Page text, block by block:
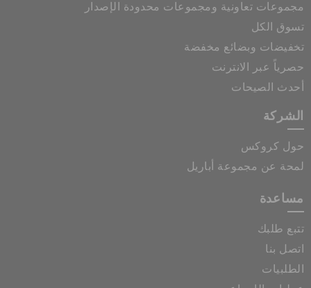
مجموعات تعاونية ومجموعات محدودة الإصدار
تسوق الكل
تخفيضات وبضائع مخفضة
حصرياً عبر الانترنت
أحدث الصيحات
الشركة
حول كروكس
لمحة عن مجموعة أباريل
مساعدة
تتبع طلبك
اتصل بنا
الطلبيات